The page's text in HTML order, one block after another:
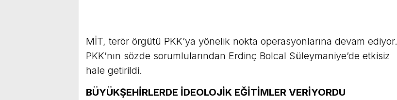
MİT, terör örgütü PKK’ya yönelik nokta operasyonlarına devam ediyor.
PKK’nın sözde sorumlularından Erdinç Bolcal Süleymaniye’de etkisiz
hale getirildi.
BÜYÜKŞEHİRLERDE İDEOLOJİK EĞİTİMLER VERİYORDU